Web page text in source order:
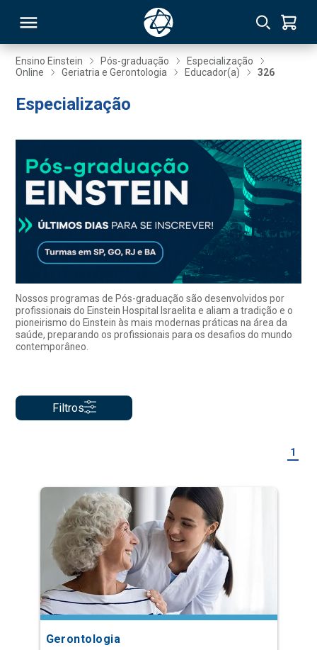
Ensino Einstein Pós-graduação
Especialização
Online
Geriatria e Gerontologia Educador(a) 326
Especialização
Nossos programas de Pós-graduação são desenvolvidos por
profissionais do Einstein Hospital Israelita e aliam a tradição e o
pioneirismo do Einstein às mais modernas práticas na área da
saúde, preparando os profissionais para os desafios do mundo
contemporâneo.
Filtros
1
Gerontologia